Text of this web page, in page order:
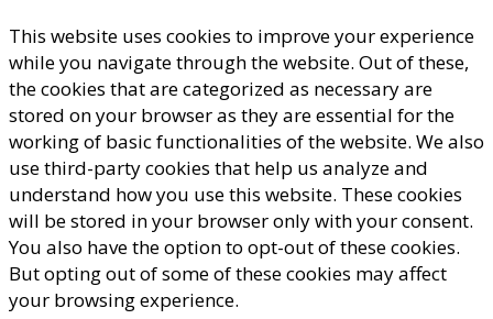
This website uses cookies to improve your experience
while you navigate through the website. Out of these,
the cookies that are categorized as necessary are
stored on your browser as they are essential for the
working of basic functionalities of the website. We also
use third-party cookies that help us analyze and
understand how you use this website. These cookies
will be stored in your browser only with your consent.
You also have the option to opt-out of these cookies.
But opting out of some of these cookies may affect
your browsing experience.